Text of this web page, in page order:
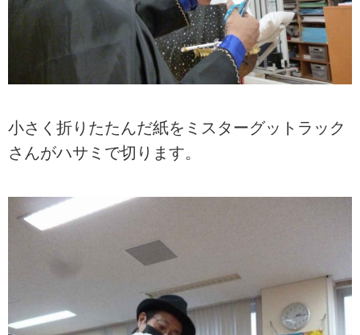
小さく折りたたんだ紙をミスターグットラック
さんがハサミで切ります。